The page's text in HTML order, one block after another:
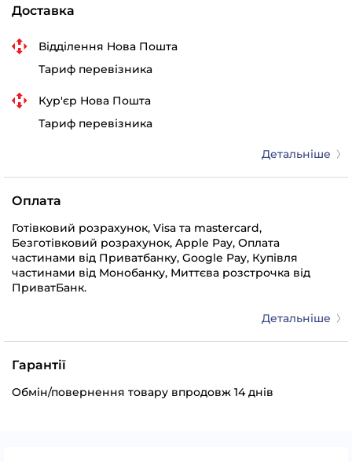
Доставка
Відділення Нова Пошта
Тариф перевізника
Кур'єр Нова Пошта
Тариф перевізника
Детальніше
Оплата
Готівковий розрахунок, Visa та mastercard,
Безготівковий розрахунок, Apple Pay, Оплата
частинами від Приватбанку, Google Pay, Купівля
частинами від Монобанку, Миттєва розстрочка від
ПриватБанк.
Детальніше
Гарантії
Обмін/повернення товару впродовж 14 днів